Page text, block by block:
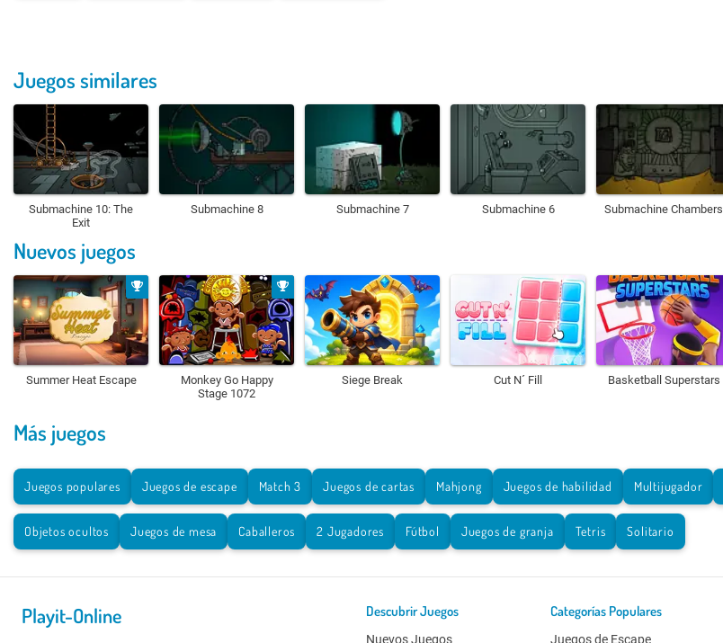
Juegos similares
Submachine 10: The
Exit
Submachine 8 Submachine 7 Submachine 6 Submachine Chambers
Nuevos juegos
Summer Heat Escape
Monkey Go Happy
Stage 1072
Siege Break Cut N´ Fill Basketball Superstars
Más juegos
Juegos populares Juegos de escape Match 3 Juegos de cartas Mahjong Juegos de habilidad Multijugador
Objetos ocultos Juegos de mesa Caballeros 2 Jugadores Fútbol Juegos de granja Tetris Solitario
Playit-Online Descubrir Juegos
Nuevos Juegos
Categorías Populares
Juegos de Escape